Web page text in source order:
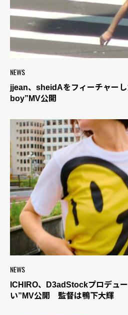
NEWS
jjean、sheidAをフィーチャー
boy”MV公開
NEWS
ICHIRO、D3adStockプロデュ
い”MV公開 監督は鴨下大輝